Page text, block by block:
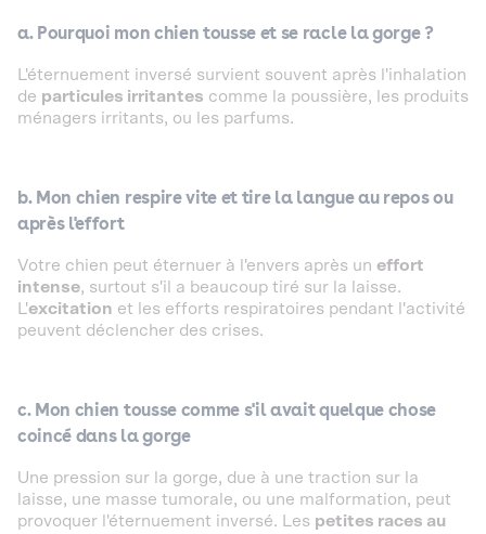
a. Pourquoi mon chien tousse et se racle la gorge ?
L'éternuement inversé survient souvent après l'inhalation
de particules irritantes comme la poussière, les produits
ménagers irritants, ou les parfums.
b. Mon chien respire vite et tire la langue au repos ou
après l'effort‍
Votre chien peut éternuer à l'envers après un effort
intense, surtout s'il a beaucoup tiré sur la laisse.
L'excitation et les efforts respiratoires pendant l'activité
peuvent déclencher des crises.
c. Mon chien tousse comme s'il avait quelque chose
coincé dans la gorge
Une pression sur la gorge, due à une traction sur la
laisse, une masse tumorale, ou une malformation, peut
provoquer l'éternuement inversé. Les petites races au